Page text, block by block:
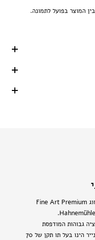
המוצר בפועל לתמונה.
התמונות שלנו מודפסות על נייר צילום מסוג Fine Art Premium
גבוהות המודפסת
בנפרד במדפסת מיוחדת בפורמט גדול. הנייר הינו בעל תו תקן של 70